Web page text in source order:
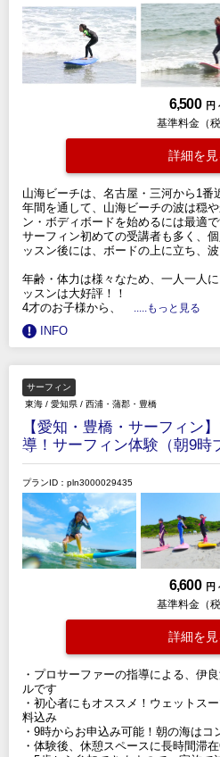
6,500 円
基準料金（税
詳細を見
山海ビーチは、名古屋・三河から1番
年間を通して、山海ビーチの波は穏
ン・ボディボードを始めるには最適で
サーフィン初めての受講者も多く、
ッスン後には、ボードの上に立ち、波
年齢・体力は様々なため、一人一人
ッスンは大好評！！
4才のお子様から、
.....もっと見る
INFO
サーフィン
東海 / 愛知県 / 西浦・蒲郡・豊橋
【愛知・豊橋・サーフィン
導！サーフィン体験（朝9時
プランID：pln3000029435
6,600 円
基準料金（税
詳細を見
・プロサーファーの指導による、伊
ルです
・初心者にもオススメ！ウェットス
料込み
・9時からお申込み可能！朝の海は
・体験後、休憩スペースに長時間滞